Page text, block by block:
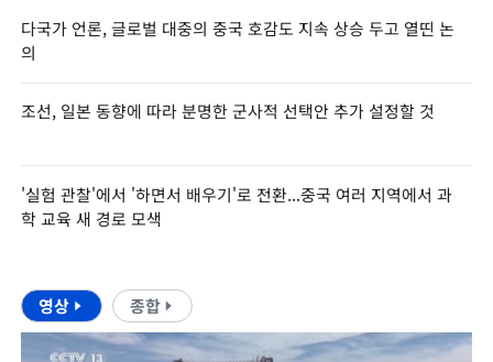
다국가 언론, 글로벌 대중의 중국 호감도 지속 상승 두고 열띤 논
의
조선, 일본 동향에 따라 분명한 군사적 선택안 추가 설정할 것
'실험 관찰'에서 '하면서 배우기'로 전환...중국 여러 지역에서 과
학 교육 새 경로 모색
영상 종합